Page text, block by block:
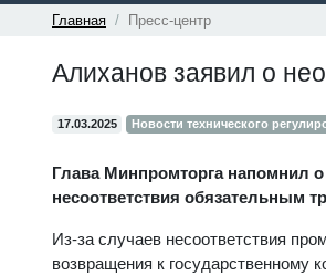
Главная
Пресс-центр
Алиханов заявил о
17.03.2025 Новости технического
Глава Минпромторга напомнил о
несоответствия обязательным
Из-за случаев несоответствия
возвращения к государственному